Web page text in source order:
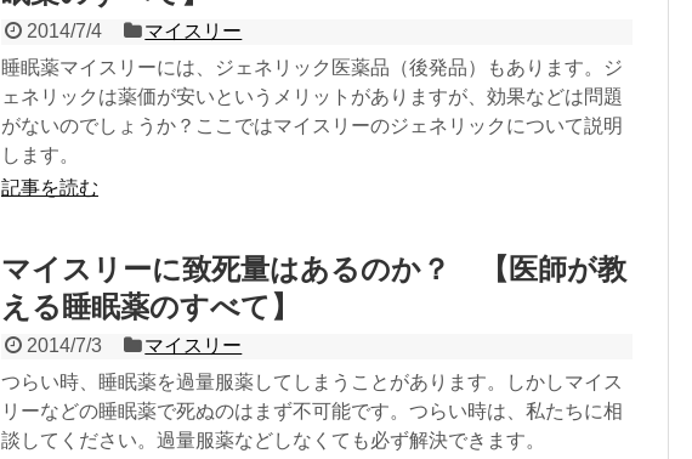
2014/7/4
マイスリー
睡眠薬マイスリーには、ジェネリック医薬品（後発品）もあります。ジ
ェネリックは薬価が安いというメリットがありますが、効果などは問題
がないのでしょうか？ここではマイスリーのジェネリックについて説明
します。
記事を読む
マイスリーに致死量はあるのか？ 【医師が教
える睡眠薬のすべて】
2014/7/3
マイスリー
つらい時、睡眠薬を過量服薬してしまうことがあります。しかしマイス
リーなどの睡眠薬で死ぬのはまず不可能です。つらい時は、私たちに相
談してください。過量服薬などしなくても必ず解決できます。